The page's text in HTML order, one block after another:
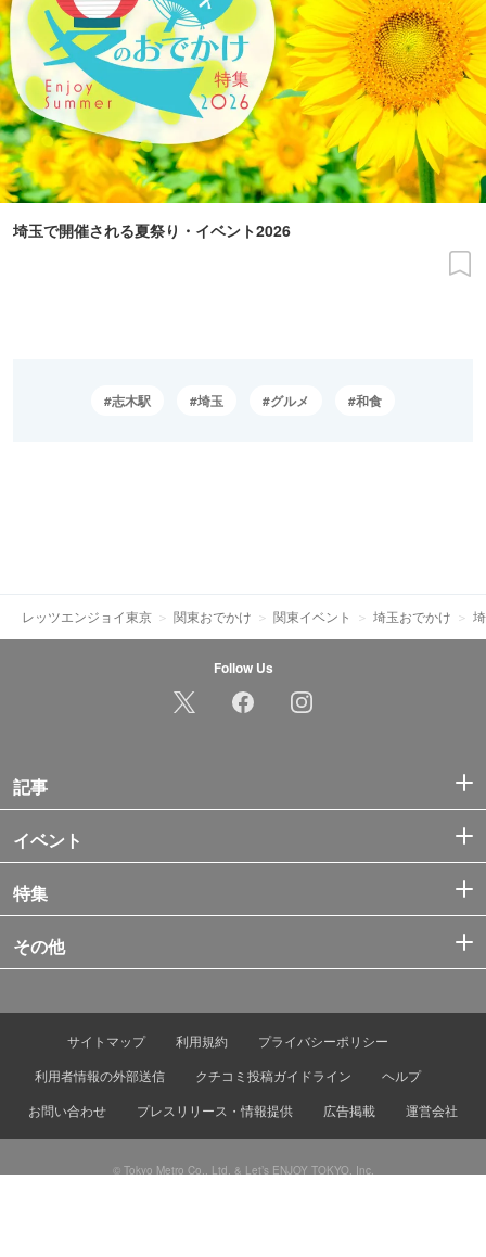
埼玉で開催される夏祭り・イベント2026
志木駅 埼玉 グルメ 和食
レッツエンジョイ東京 関東おでかけ 関東イベント 埼玉おでかけ
Follow Us
記事
イベント
特集
その他
サイトマップ 利用規約
プライバシーポリシー
利用者情報の外部送信
クチコミ投稿ガイドライン
ヘルプ
お問い合わせ
プレスリリース・情報提供 広告掲載 運営会社
© Tokyo Metro Co., Ltd. & Let’s ENJOY TOKYO, Inc.